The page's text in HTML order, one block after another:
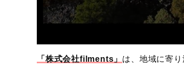
「株式会社filments」 は、地域に寄